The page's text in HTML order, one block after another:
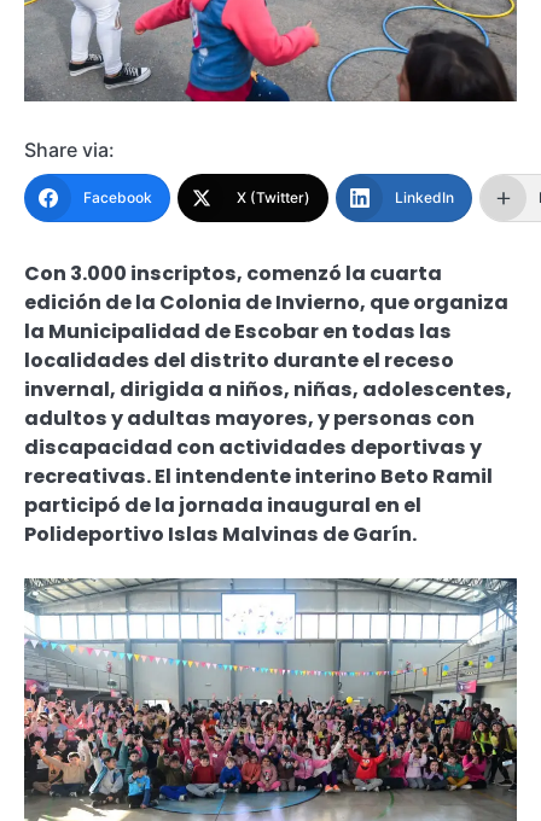
Share via:
Facebook X (Twitter) LinkedIn
Con 3.000 inscriptos, comenzó la cuarta
edición de la Colonia de Invierno, que organiza
la Municipalidad de Escobar en todas las
localidades del distrito durante el receso
invernal, dirigida a niños, niñas, adolescentes,
adultos y adultas mayores, y personas con
discapacidad con actividades deportivas y
recreativas. El intendente interino Beto Ramil
participó de la jornada inaugural en el
Polideportivo Islas Malvinas de Garín.